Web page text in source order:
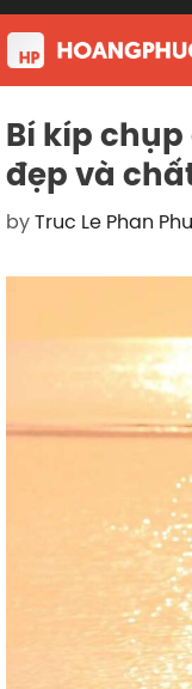
Skip
to
content
Bí kíp
đẹp và
byTruc Le Phan